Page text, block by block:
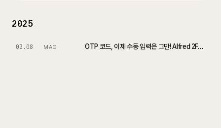
2025
03.08 MAC OTP 코드, 이제 수동 입력은 그만! Alfred 2FA Read Code 써보자